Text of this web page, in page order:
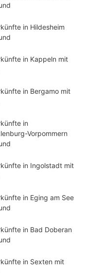
in Hildesheim
in Kappeln mit
in Bergamo mit
in
Vorpommern
in Ingolstadt mit
in Eging am See
in Bad Doberan
in Sexten mit